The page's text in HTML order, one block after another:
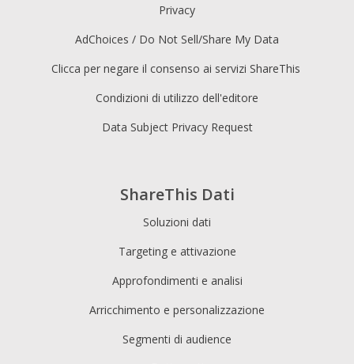
ShareThis Dati
Soluzioni dati
Targeting e attivazione
Approfondimenti e analisi
Arricchimento e personalizzazione
Segmenti di audience
Privacy
AdChoices / Do Not Sell/Share My Data
Clicca per negare il consenso ai servizi ShareThis
Condizioni di utilizzo dell'editore
Data Subject Privacy Request